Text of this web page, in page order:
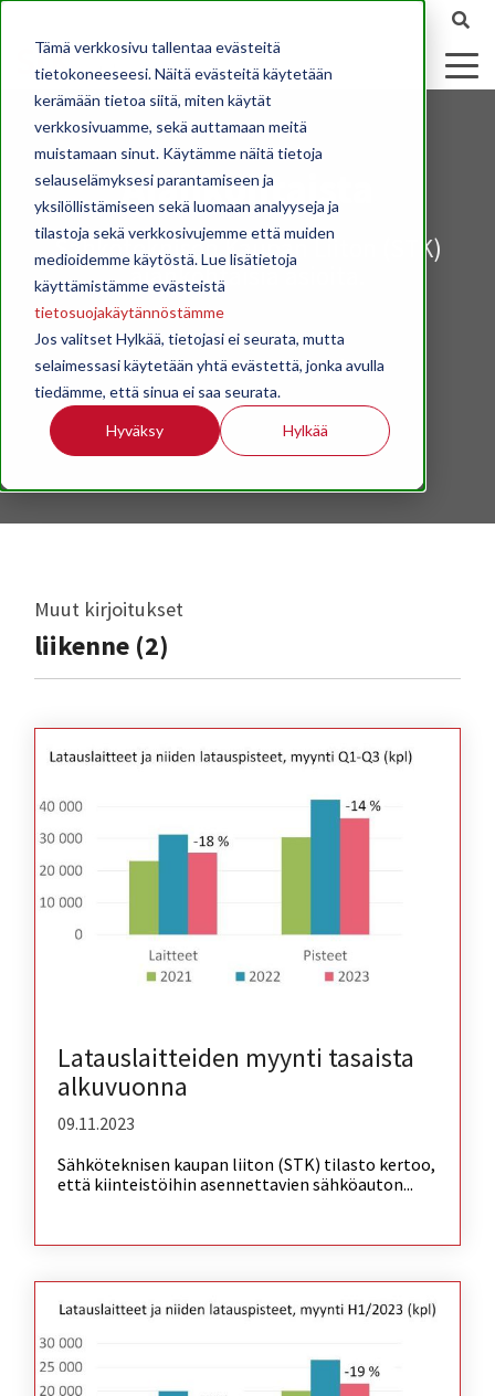
Tämä verkkosivu tallentaa evästeitä
tietokoneeseesi. Näitä evästeitä käytetään
kerämään tietoa siitä, miten käytät
verkkosivuamme, sekä auttamaan meitä
muistamaan sinut. Käytämme näitä tietoja
selauselämyksesi parantamiseen ja
yksilöllistämiseen sekä luomaan analyyseja ja
tilastoja sekä verkkosivujemme että muiden
medioidemme käytöstä. Lue lisätietoja
käyttämistämme evästeistä
tietosuojakäytännöstämme
Jos valitset Hylkää, tietojasi ei seurata, mutta
selaimessasi käytetään yhtä evästettä, jonka avulla
tiedämme, että sinua ei saa seurata.
Hyväksy Hylkää
Ajankohtaista
Sähköteknisen Kaupan Liiton (STK)
ajankohtaisia asioita.
Muut kirjoitukset
liikenne (2)
Latauslaitteiden myynti tasaista
alkuvuonna
09.11.2023
Sähköteknisen kaupan liiton (STK) tilasto kertoo,
että kiinteistöihin asennettavien sähköauton...